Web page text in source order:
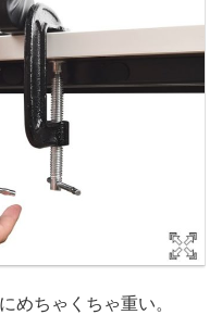
めちゃくちゃ重い。